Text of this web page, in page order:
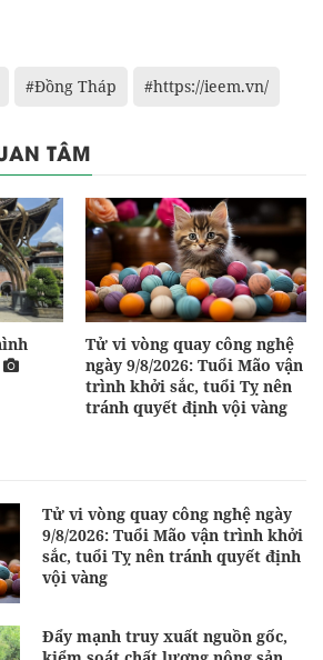
#Đồng Tháp #https://ieem.vn/
TÂM
Tử vi vòng quay công nghệ
ngày 9/8/2026: Tuổi Mão vận
trình khởi sắc, tuổi Tỵ nên
tránh quyết định vội vàng
Tử vi vòng quay công nghệ ngày
9/8/2026: Tuổi Mão vận trình khởi
sắc, tuổi Tỵ nên tránh quyết định
vội vàng
Đẩy mạnh truy xuất nguồn gốc,